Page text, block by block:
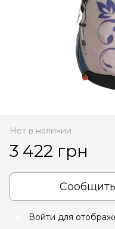
Нет в наличии
3 422 грн
Войти для